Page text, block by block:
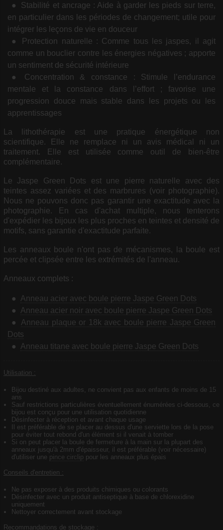
Stabilité et ancrage : Aide à garder les pieds sur terre,
en particulier dans les périodes de changement; utile pour
intégrer les leçons de vie en douceur
Protection naturelle : Comme tous les jaspes, il agit
comme un bouclier contre les énergies négatives ; apporte
un sentiment de sécurité intérieure
Concentration & constance : Stimule l’endurance
mentale et la constance dans l’effort ; favorise une
progression douce mais stable dans les projets ou les
apprentissages
La lithothérapie est une pratique énergétique non
scientifique. Elle ne remplace ni un avis médical ni un
traitement. Elle est utilisée comme outil de bien-être
complémentaire.
Le Jaspe Green Dots est une pierre naturelle avec des
teintes assez variées et des marbrures (voir photographie).
Nous ne pouvons donc pas garantir une exactitude avec la
photographie. En cas d'achat multiple, nous tenterons
d'expédier les bijoux les plus proches en teintes et densité de
motifs, sans garantie d'exactitude parfaite.
Les anneaux boule n'ont pas de mécanismes, la boule est
percée et clipsée entre les extrémités de l'anneau.
Anneaux complets :
Anneau acier avec boule pierre Jaspe Green Dots
Anneau acier noir avec boule pierre Jaspe Green Dots
Anneau plaque or 18k avec boule pierre Jaspe Green
Dots
Anneau titane avec boule pierre Jaspe Green Dots
Utilisation :
Bijou destiné aux adultes, ne convient pas aux enfants de moins de 15
ans
Sauf restrictions particulières éventuellement énumérées ci-dessous, ce
bijou est conçu pour une utilisation quotidienne
Désinfecter à réception et avant chaque usage
Il est préférable de se placer au dessus d'une serviette lors de la pose
pour éviter tout rebond d'un élément si il venait à tomber
Si on peut placer la boule de fermeture à la main sur la plupart des
anneaux jusqu'à 2mm d'épaisseur, il est préférable (voir nécessaire)
d'utiliser une pince circlip pour les anneaux plus épais
Conseils d'entretien :
Ne pas exposer à des produits chimiques ou colorants
Désinfecter avec un produit antiseptique à base de chlorexidine
uniquement
Nettoyer correctement avant stockage
Recommandations de stockage :